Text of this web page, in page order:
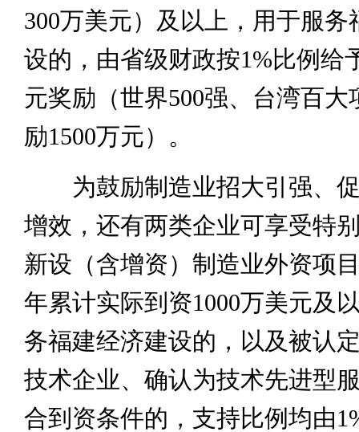
300万美元）及以上，用于服务
设的，由省级财政按1%比例给
元奖励（世界500强、台湾百大
励1500万元）。
为鼓励制造业招大引强、促
增效，还有两类企业可享受特
新设（含增资）制造业外资项
年累计实际到资1000万美元及
务福建经济建设的，以及被认
技术企业、确认为技术先进型
合到资条件的，支持比例均由